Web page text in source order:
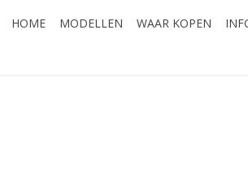
HOME MODELLEN WAAR KOPEN